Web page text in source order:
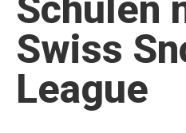
Schulen
Swiss
League